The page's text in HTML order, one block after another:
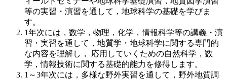
等の実習・演習を通して，地球科学の基礎を学びま
す。
1年次には，数学，物理，化学，情報科学等の講義・演
習・実習を通して，地質学・地球科学に関する専門的
な内容を理解し， 応用していくための自然科学，数
学，情報技術に関する基礎的能力を修得します。
1～3年次には，多様な野外実習を通して，野外地質調